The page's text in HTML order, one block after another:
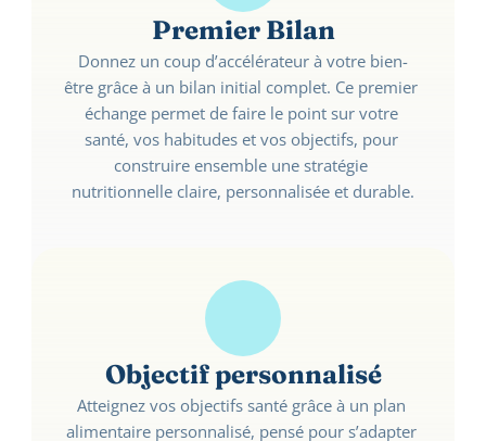
Premier Bilan
Donnez un coup d’accélérateur à votre bien-
être grâce à un bilan initial complet. Ce premier
échange permet de faire le point sur votre
santé, vos habitudes et vos objectifs, pour
construire ensemble une stratégie
nutritionnelle claire, personnalisée et durable.
Objectif personnalisé
Atteignez vos objectifs santé grâce à un plan
alimentaire personnalisé, pensé pour s’adapter